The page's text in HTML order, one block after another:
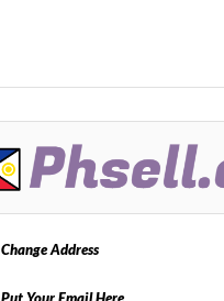
Change Address